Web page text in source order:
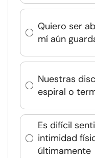
Quiero ser
mí aún
Nuestras
espiral o
Es difícil
intimidad
últimamente